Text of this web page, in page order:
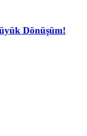
Dönüşüm!